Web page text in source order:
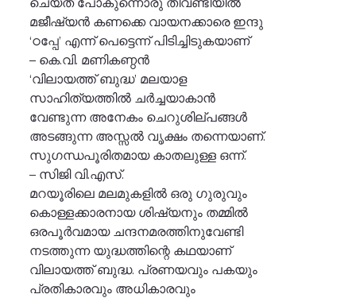
മജീഷ്യൻ കണക്കെ വായനക്കാരെ ഇന്ദു
‘ഠപ്പേ’ എന്ന് പെട്ടെന്ന് പിടിച്ചിടുകയാണ്
– കെ.വി. മണികണ്ഠൻ
‘വിലായത്ത് ബുദ്ധ’ മലയാള
സാഹിത്യത്തിൽ ചർച്ചയാകാൻ
വേണ്ടുന്ന അനേകം ചെറുശില്പങ്ങൾ
അടങ്ങുന്ന അസ്സൽ വൃക്ഷം തന്നെയാണ്.
സുഗന്ധപൂരിതമായ കാതലുള്ള ഒന്ന്.
– സിജി വി.എസ്.
മറയൂരിലെ മലമുകളിൽ ഒരു ഗുരുവും
കൊള്ളക്കാരനായ ശിഷ്യനും തമ്മിൽ
ഒരപൂർവമായ ചന്ദനമരത്തിനുവേണ്ടി
നടത്തുന്ന യുദ്ധത്തിന്റെ കഥയാണ്
വിലായത്ത് ബുദ്ധ. പ്രണയവും പകയും
പ്രതികാരവും അധികാരവും